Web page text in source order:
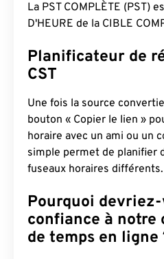
La PST COMPLÈTE (PST)
D'HEURE de la CIBLE
Planificateur de
CST
Une fois la source
bouton « Copier le lien »
horaire avec un ami ou un
simple permet de planifier
fuseaux horaires différents.
Pourquoi
confiance à
de temps en ligne